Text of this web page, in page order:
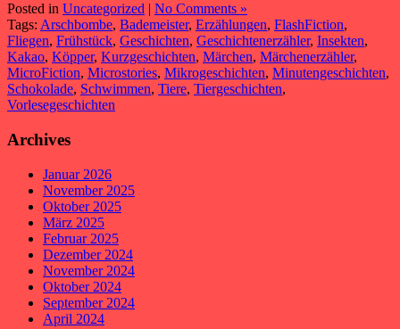
Posted in Uncategorized | No Comments »
Tags: Arschbombe, Bademeister, Erzählungen, FlashFiction,
Fliegen, Frühstück, Geschichten, Geschichtenerzähler, Insekten,
Kakao, Köpper, Kurzgeschichten, Märchen, Märchenerzähler,
MicroFiction, Microstories, Mikrogeschichten, Minutengeschichten,
Schokolade, Schwimmen, Tiere, Tiergeschichten,
Vorlesegeschichten
Archives
Januar 2026
November 2025
Oktober 2025
März 2025
Februar 2025
Dezember 2024
November 2024
Oktober 2024
September 2024
April 2024